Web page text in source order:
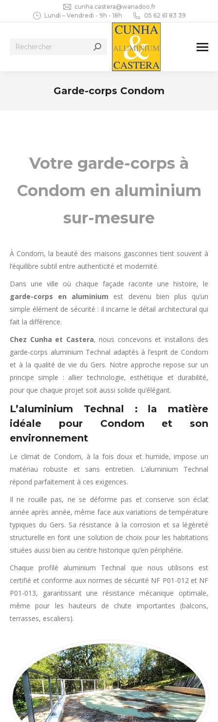
cunha.castera@wanadoo.fr
Lundi – Vendredi - 9h - 18h
05 62 61 83 39
Recherche
Garde-corps Condom
Votre garde-corps à
Condom en aluminium
sur-mesure
À Condom, la beauté des maisons gasconnes tient souvent à
l’équilibre subtil entre authenticité et modernité.
Dans une ville où chaque façade raconte une histoire, le
garde-corps en aluminium est devenu bien plus qu’un
simple élément de sécurité : il incarne le détail architectural qui
fait la différence.
Chez Cunha et Castera, nous concevons et installons des
garde-corps aluminium Technal adaptés à l’esprit de Condom
et à la qualité de vie du Gers. Notre approche repose sur un
principe simple : allier technologie, esthétique et durabilité,
pour que chaque projet soit aussi solide qu’élégant.
L’aluminium Technal : la matière
idéale pour Condom et son
environnement
Le climat de Condom, à la fois doux et humide, impose un
matériau robuste et sans entretien. L’aluminium Technal
répond parfaitement à ces exigences.
Il ne rouille pas, ne se déforme pas et conserve son éclat
année après année, même face aux variations de température
typiques du Gers. Sa résistance à la corrosion et sa légèreté
structurelle en font une solution de choix pour les habitations
situées aussi bien au centre historique qu’en périphérie.
Chaque profilé aluminium Technal que nous utilisons est
certifié et conforme aux normes de sécurité NF P01-012 et NF
P01-013, garantissant une résistance mécanique optimale,
même pour les hauteurs de chute importantes (balcons,
terrasses, escaliers).